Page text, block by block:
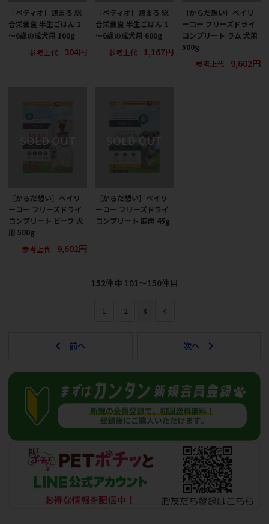
［ペティオ］鶏まろ 総
合栄養食 半生ごはん 1
～6歳の成犬用 100g
参考上代
304円
［ペティオ］鶏まろ 総
合栄養食 半生ごはん 1
～6歳の成犬用 600g
参考上代
1,167円
［からだ想い］ベイリ
ーコー フリーズドライ
コンプリート ラム 犬用
500g
参考上代
9,602円
［からだ想い］ベイリ
ーコー フリーズドライ
コンプリート ビーフ 犬
用 500g
参考上代
9,602円
［からだ想い］ベイリ
ーコー フリーズドライ
コンプリート 鹿肉 45g
152件中 101〜150件目
1 2 3 4